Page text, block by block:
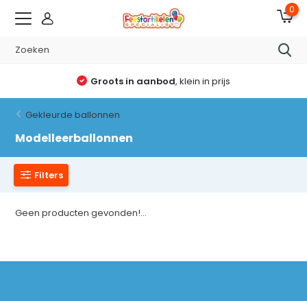
0
Groots in aanbod, klein in prijs
Gekleurde ballonnen
Modelleerballonnen
Filters
Geen producten gevonden!...